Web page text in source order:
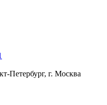
Петербург, г. Москва